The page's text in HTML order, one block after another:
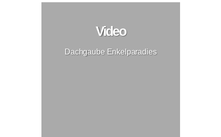
Video
Dachgaube Enkelparadies